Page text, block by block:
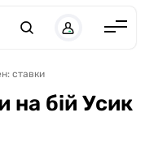
ставки
на бій Усик